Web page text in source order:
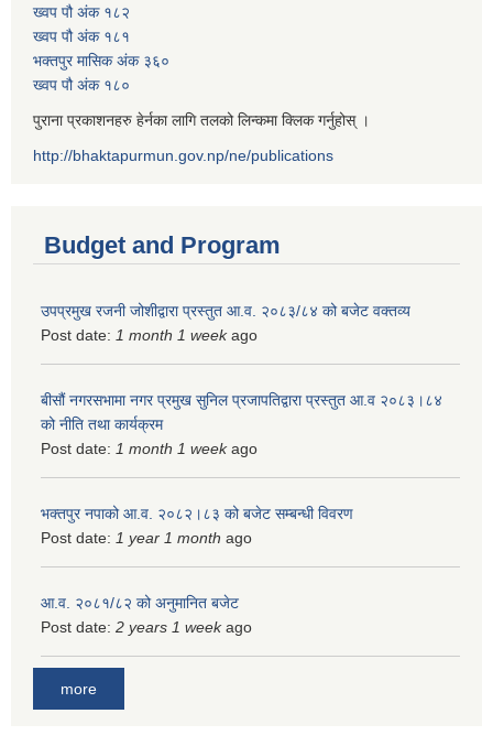
ख्वप पौ अंक १८२
ख्वप पौ अंक १८१
भक्तपुर मासिक अंक ३६०
ख्वप पौ अंक १८०
पुराना प्रकाशनहरु हेर्नका लागि तलको लिन्कमा क्लिक गर्नुहोस् ।
http://bhaktapurmun.gov.np/ne/publications
Budget and Program
उपप्रमुख रजनी जोशीद्वारा प्रस्तुत आ.व. २०८३/८४ को बजेट वक्तव्य
Post date: 1 month 1 weekago
बीसौं नगरसभामा नगर प्रमुख सुनिल प्रजापतिद्वारा प्रस्तुत आ.व‍ २०८३।८४
को नीति तथा कार्यक्रम
Post date: 1 month 1 weekago
भक्तपुर नपाको आ.व. २०८२।८३ को बजेट सम्बन्धी विवरण
Post date: 1 year 1 month ago
आ.व. २०८१/८२ को अनुमानित बजेट
Post date: 2 years 1 weekago
more